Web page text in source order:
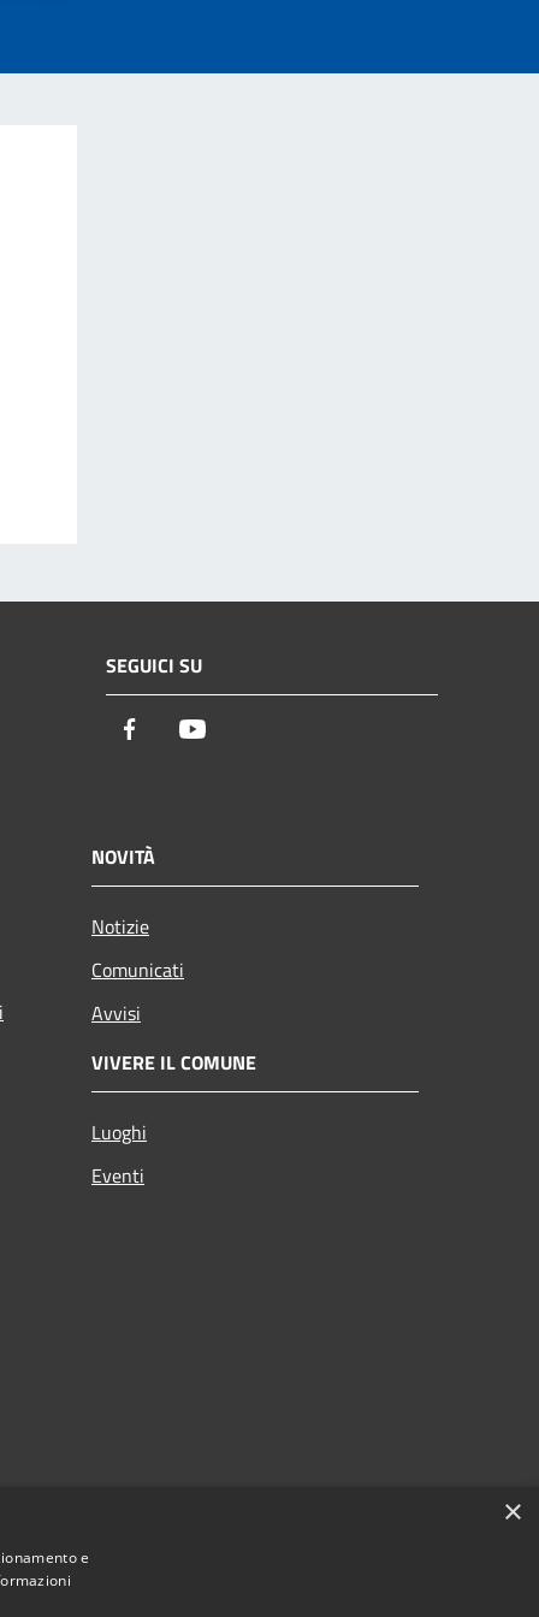
SEGUICI SU
Facebook
NOVITÀ
Notizie
Comunicati
Avvisi
VIVERE IL COMUNE
Luoghi
Eventi
×
e